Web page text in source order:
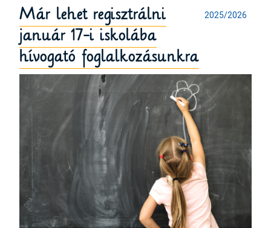
2025/2026
Már lehet regisztrálni
január 17-i iskolába
hívogató foglalkozásunkra